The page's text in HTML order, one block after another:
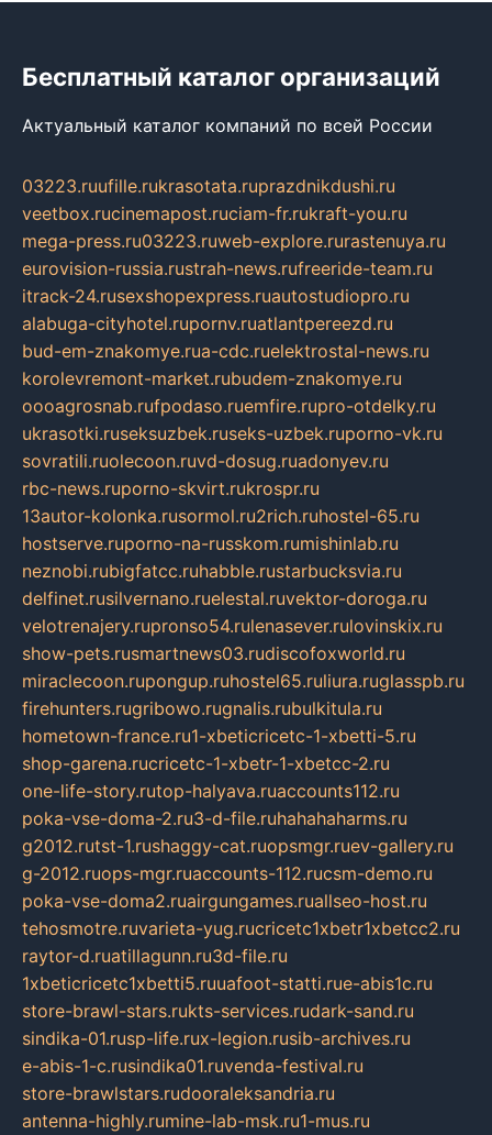
Бесплатный каталог организаций
Актуальный каталог компаний по всей России
03223.ruufille.rukrasotata.ruprazdnikdushi.ru
veetbox.rucinemapost.ruciam-fr.rukraft-you.ru
mega-press.ru03223.ruweb-explore.rurastenuya.ru
eurovision-russia.rustrah-news.rufreeride-team.ru
itrack-24.rusexshopexpress.ruautostudiopro.ru
alabuga-cityhotel.rupornv.ruatlantpereezd.ru
bud-em-znakomye.rua-cdc.ruelektrostal-news.ru
korolevremont-market.rubudem-znakomye.ru
oooagrosnab.rufpodaso.ruemfire.rupro-otdelky.ru
ukrasotki.ruseksuzbek.ruseks-uzbek.ruporno-vk.ru
sovratili.ruolecoon.ruvd-dosug.ruadonyev.ru
rbc-news.ruporno-skvirt.rukrospr.ru
13autor-kolonka.rusormol.ru2rich.ruhostel-65.ru
hostserve.ruporno-na-russkom.rumishinlab.ru
neznobi.rubigfatcc.ruhabble.rustarbucksvia.ru
delfinet.rusilvernano.ruelestal.ruvektor-doroga.ru
velotrenajery.rupronso54.rulenasever.rulovinskix.ru
show-pets.rusmartnews03.rudiscofoxworld.ru
miraclecoon.rupongup.ruhostel65.ruliura.ruglasspb.ru
firehunters.rugribowo.rugnalis.rubulkitula.ru
hometown-france.ru1-xbeticricetc-1-xbetti-5.ru
shop-garena.rucricetc-1-xbetr-1-xbetcc-2.ru
one-life-story.rutop-halyava.ruaccounts112.ru
poka-vse-doma-2.ru3-d-file.ruhahahaharms.ru
g2012.rutst-1.rushaggy-cat.ruopsmgr.ruev-gallery.ru
g-2012.ruops-mgr.ruaccounts-112.rucsm-demo.ru
poka-vse-doma2.ruairgungames.ruallseo-host.ru
tehosmotre.ruvarieta-yug.rucricetc1xbetr1xbetcc2.ru
raytor-d.ruatillagunn.ru3d-file.ru
1xbeticricetc1xbetti5.ruuafoot-statti.rue-abis1c.ru
store-brawl-stars.rukts-services.rudark-sand.ru
sindika-01.rusp-life.rux-legion.rusib-archives.ru
e-abis-1-c.rusindika01.ruvenda-festival.ru
store-brawlstars.rudooraleksandria.ru
antenna-highly.rumine-lab-msk.ru1-mus.ru